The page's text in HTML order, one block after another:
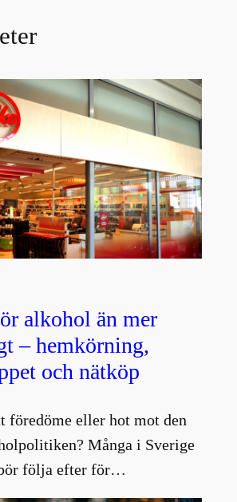
alkohol än mer
– hemkörning,
och nätköp
föredöme eller hot mot den
Många i Sverige
följa efter för…